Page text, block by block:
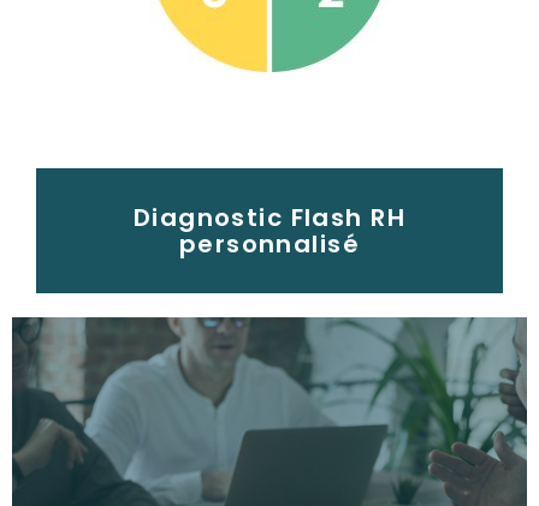
Diagnostic Flash RH
personnalisé
Ce Diagnostic est recommandé pour définir la